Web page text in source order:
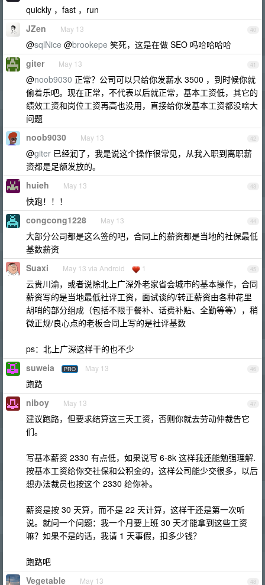
quickly ，fast ，run
40
JZen May 13
@sqlNice @brookepe 笑死，这是在做 SEO 吗哈哈哈哈
41
giter May 13
@noob9030 正常？公司可以只给你发薪水 3500 ，到时候你就
偷着乐吧。现在正常，不代表以后就正常，基本工资低，其它的
绩效工资和岗位工资再高也没用，直接给你发基本工资都没啥大
问题
42
noob9030 May 13
@giter 已经润了，我是说这个操作很常见，从我入职到离职薪
资都是足额发放的。
43
huieh May 13
快跑！！！
44
congcong1228 May 13
大部分公司都是这么签的吧，合同上的薪资都是当地的社保最低
基数薪资
45
Suaxi May 13 via Android 1
云贵川渝，或者说除北上广深外老家省会城市的基本操作，合同
薪资写的是当地最低社评工资，面试谈的/转正薪资由各种花里
胡哨的部分组成（包括不限于餐补、话费补贴、全勤等等），稍
微正规/良心点的老板合同上写的是社评基数
ps：北上广深这样干的也不少
46
suweia PRO May 13
跑路
47
niboy May 13
建议跑路，但要求结算这三天工资，否则你就去劳动仲裁告它
们。
写基本薪资 2330 有点低，如果说写 6-8k 这样我还能勉强理解.
按基本工资给你交社保和公积金的，这样公司能少交很多，以后
想办法裁员也按这个 2330 给你补。
薪资是按 30 天算，而不是 22 天计算，这样干还是第一次听
说。就问一个问题：我一个月要上班 30 天才能拿到这些工资
嘛？如果不是的话，我请 1 天事假，扣多少钱？
跑路吧
48
Vegetable May 13